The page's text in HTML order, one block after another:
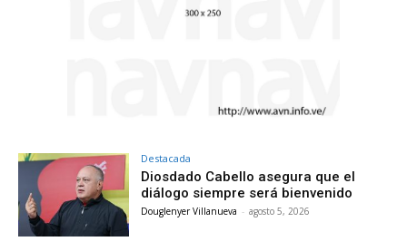
Destacada
Diosdado Cabello asegura que el
diálogo siempre será bienvenido
Douglenyer Villanueva - agosto 5, 2026